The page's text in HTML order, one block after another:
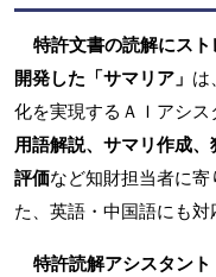
特許文書の読解にスト
開発した「サマリア」 は
化を実現するＡＩアシ
用語解説、サマリ作成
評価など知財担当者に
た、英語・中国語にも対
特許読解アシスタント